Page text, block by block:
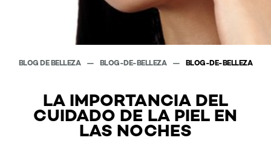
BLOG DE BELLEZA BLOG-DE-BELLEZA BLOG-DE-BELLEZA
LA IMPORTANCIA DEL
CUIDADO DE LA PIEL EN
LAS NOCHES